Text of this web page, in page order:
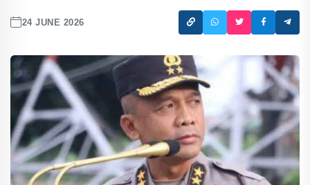
24 JUNE 2026